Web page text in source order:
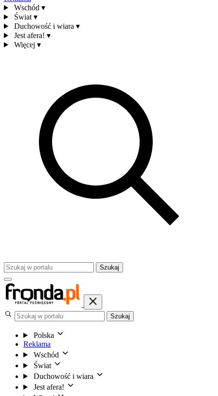
Wschód ▾
Świat ▾
Duchowość i wiara ▾
Jest afera! ▾
Więcej ▾
Szukaj
Szukaj
Polska
Reklama
Wschód
Świat
Duchowość i wiara
Jest afera!